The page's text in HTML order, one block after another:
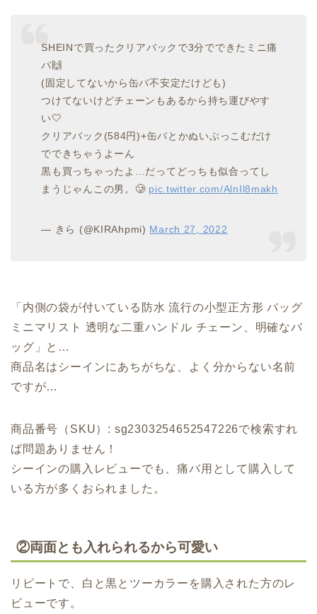
SHEINで買ったクリアバックで3分でできたミニ痛
バ🙌
(固定してないから缶バ不安定だけども)
つけてないけどチェーンもあるから持ち運びやす
い🤍
クリアバック(584円)+缶バとかぬいぶっこむだけ
でできちゃうよーん
黒も買っちゃったよ…だってどっちも似合ってし
まうじゃんこの男。🥲 pic.twitter.com/AlnIl8makh
— きら (@KIRAhpmi) March 27, 2022
「内側の袋が付いている防水 流行の小型正方形 バッグ
ミニマリスト 透明な二重ハンドル チェーン、明確なバ
ッグ」と…
商品名はシーインにあちがちな、よく分からない名前
ですが…
商品番号（SKU）: sg2303254652547226で検索すれ
ば問題ありません！
シーインの購入レビューでも、痛バ用として購入して
いる方が多くおられました。
②両面とも入れられるから可愛い
リピートで、白と黒とツーカラーを購入された方のレ
ビューです。